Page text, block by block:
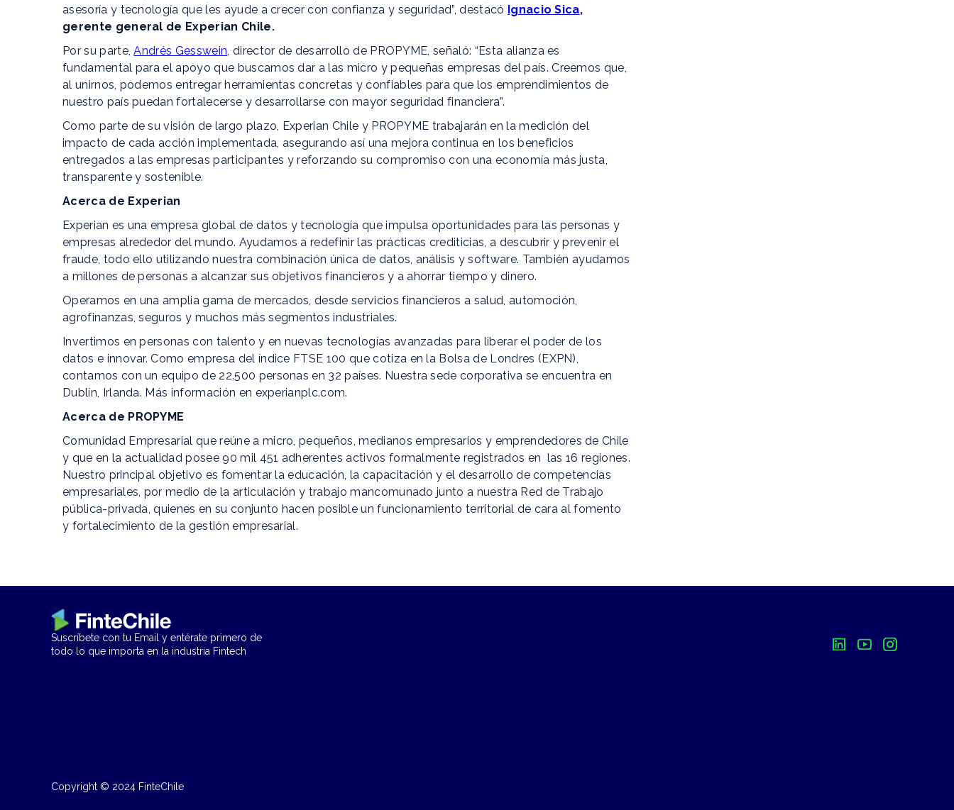
asesoría y tecnología que les ayude a crecer con confianza y seguridad”, destacó Ignacio Sica,
gerente general de Experian Chile.
Por su parte,Andrés Gesswein, director de desarrollo de PROPYME, señaló: “Esta alianza es
fundamental para el apoyo que buscamos dar a las micro y pequeñas empresas del país. Creemos que,
al unirnos, podemos entregar herramientas concretas y confiables para que los emprendimientos de
nuestro país puedan fortalecerse y desarrollarse con mayor seguridad financiera”.
Como parte de su visión de largo plazo, Experian Chile y PROPYME trabajarán en la medición del
impacto de cada acción implementada, asegurando así una mejora continua en los beneficios
entregados a las empresas participantes y reforzando su compromiso con una economía más justa,
transparente y sostenible.
Acerca de Experian
Experian es una empresa global de datos y tecnología que impulsa oportunidades para las personas y
empresas alrededor del mundo. Ayudamos a redefinir las prácticas crediticias, a descubrir y prevenir el
fraude, todo ello utilizando nuestra combinación única de datos, análisis y software. También ayudamos
a millones de personas a alcanzar sus objetivos financieros y a ahorrar tiempo y dinero.
Operamos en una amplia gama de mercados, desde servicios financieros a salud, automoción,
agrofinanzas, seguros y muchos más segmentos industriales.
Invertimos en personas con talento y en nuevas tecnologías avanzadas para liberar el poder de los
datos e innovar. Como empresa del índice FTSE 100 que cotiza en la Bolsa de Londres (EXPN),
contamos con un equipo de 22.500 personas en 32 países. Nuestra sede corporativa se encuentra en
Dublín, Irlanda. Más información en experianplc.com.
Acerca de PROPYME
Comunidad Empresarial que reúne a micro, pequeños, medianos empresarios y emprendedores de Chile
y que en la actualidad posee 90 mil 451 adherentes activos formalmente registrados en las 16 regiones.
Nuestro principal objetivo es fomentar la educación, la capacitación y el desarrollo de competencias
empresariales, por medio de la articulación y trabajo mancomunado junto a nuestra Red de Trabajo
pública-privada, quienes en su conjunto hacen posible un funcionamiento territorial de cara al fomento
y fortalecimiento de la gestión empresarial.
Suscríbete con tu Email y entérate primero de
todo lo que importa en la industria Fintech
Copyright © 2024 FinteChile